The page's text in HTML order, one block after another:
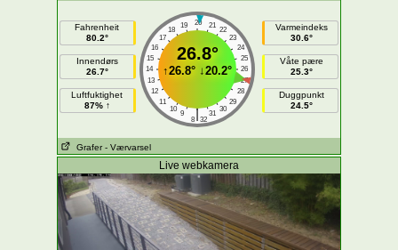
Fahrenheit
80.2°
Innendørs
26.7°
Luftfuktighet
87% ↑
20
19 21
18
22
17
23
16
24
15
25
14
26
13
27
12
28
11
29
10
30
9 31
|
8 32
26.8°
↑26.8° ↓20.2°
Varmeindeks
30.6°
Våte pære
25.3°
Duggpunkt
24.5°
Grafer - Værvarsel
Live webkamera